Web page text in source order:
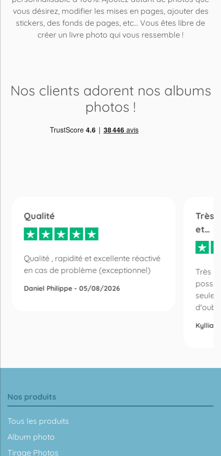
vous désirez, modifier les mises en pages, ajouter des
stickers, des fonds de pages, etc... Vous êtes libre de
créer un livre photo qui vous ressemble !
Nos clients adorent nos albums
photos !
Qualité
Qualité , rapidité et excellente réactivé
en cas de problème (exceptionnel)
Daniel Philippe - 05/08/2026
Très
et…
Très
d'oubli
Kyllian
Nos produits
Tous les produits
Album photo
Tirage Photos